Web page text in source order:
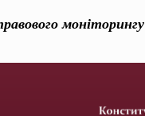
моніторингу